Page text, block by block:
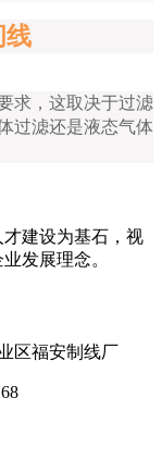
线
求，这取决于过滤
过滤还是液态气体
建设为基石，视
发展理念。
区福安制线厂